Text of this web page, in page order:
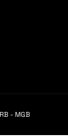
- MGB